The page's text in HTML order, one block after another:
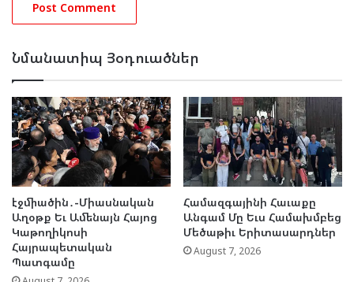
Նմանատիպ Յօդուածներ
էջմիածին․-Միասնական
Աղօթք Եւ Ամենայն Հայոց
Կաթողիկոսի
Հայրապետական
Պատգամը
Համազգայինի Հաւաքը
Անգամ Մը Եւս Համախմբեց
Մեծաթիւ Երիտասարդներ
August 7, 2026